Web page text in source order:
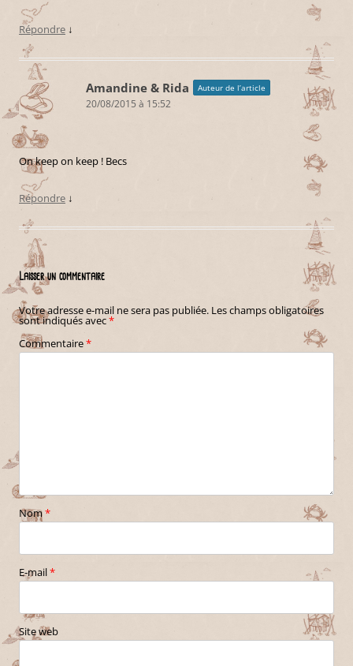
Répondre ↓
Amandine & Rida Auteur de l’article
20/08/2015 à 15:52
On keep on keep ! Becs
Répondre ↓
Laisser un commentaire
Votre adresse e-mail ne sera pas publiée. Les champs obligatoires
sont indiqués avec*
Commentaire*
Nom*
E-mail*
Site web